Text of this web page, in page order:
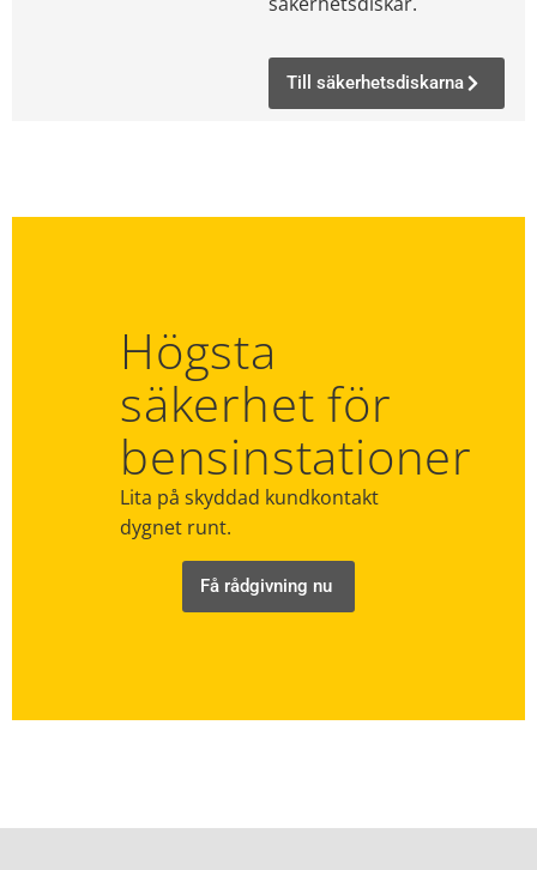
Till säkerhetsdiskarna
Högsta
säkerhet för
bensinstationer
Lita på skyddad kundkontakt
dygnet runt.
Få rådgivning nu